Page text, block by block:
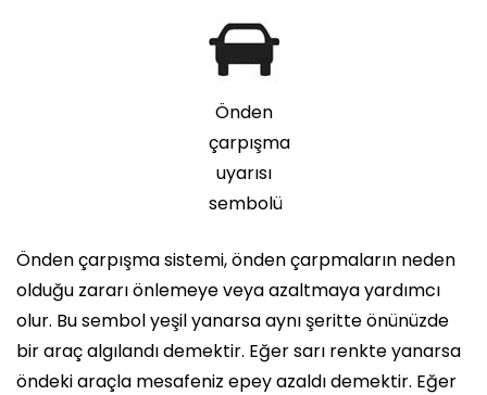
Önden
çarpışma
uyarısı
sembolü
Önden çarpışma sistemi, önden çarpmaların neden
olduğu zararı önlemeye veya azaltmaya yardımcı
olur. Bu sembol yeşil yanarsa aynı şeritte önünüzde
bir araç algılandı demektir. Eğer sarı renkte yanarsa
öndeki araçla mesafeniz epey azaldı demektir. Eğer